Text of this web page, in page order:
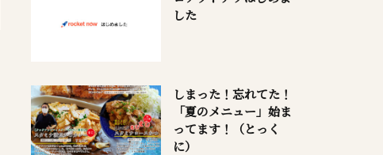
した
しまった！忘れてた！
「夏のメニュー」始ま
ってます！（とっく
に）